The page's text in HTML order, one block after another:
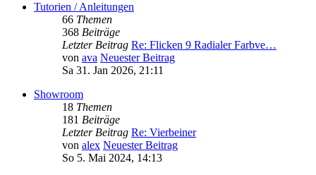
Tutorien / Anleitungen
66 Themen
368 Beiträge
Letzter Beitrag Re: Flicken 9 Radialer Farbve…
von ava Neuester Beitrag
Sa 31. Jan 2026, 21:11
Showroom
18 Themen
181 Beiträge
Letzter Beitrag Re: Vierbeiner
von alex Neuester Beitrag
So 5. Mai 2024, 14:13